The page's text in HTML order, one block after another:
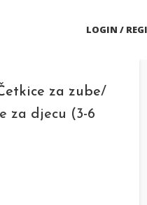
LOGIN /
za zube
za djecu (3-6